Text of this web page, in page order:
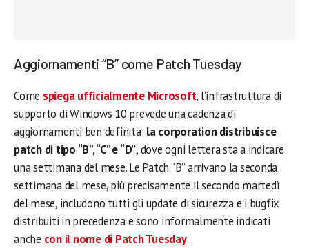
Aggiornamenti “B” come Patch Tuesday
Come spiega ufficialmente Microsoft, l’infrastruttura di
supporto di Windows 10 prevede una cadenza di
aggiornamenti ben definita: la corporation distribuisce
patch di tipo “B”, “C” e “D”, dove ogni lettera sta a indicare
una settimana del mese. Le Patch “B” arrivano la seconda
settimana del mese, più precisamente il secondo martedì
del mese, includono tutti gli update di sicurezza e i bugfix
distribuiti in precedenza e sono informalmente indicati
anche con il nome di Patch Tuesday.